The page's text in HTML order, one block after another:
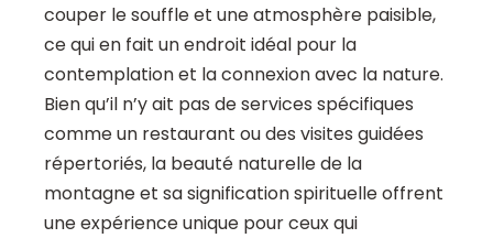
couper le souffle et une atmosphère paisible,
ce qui en fait un endroit idéal pour la
contemplation et la connexion avec la nature.
Bien qu’il n’y ait pas de services spécifiques
comme un restaurant ou des visites guidées
répertoriés, la beauté naturelle de la
montagne et sa signification spirituelle offrent
une expérience unique pour ceux qui